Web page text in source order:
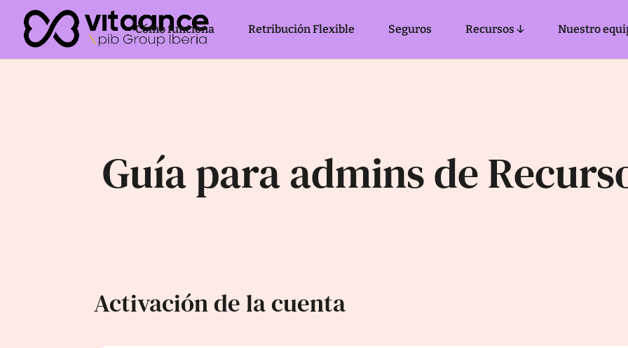
Cómo funciona Retribución Flexible Seguros Recursos ↓ Nuestro
Guía para admins de
Activación de la cuenta